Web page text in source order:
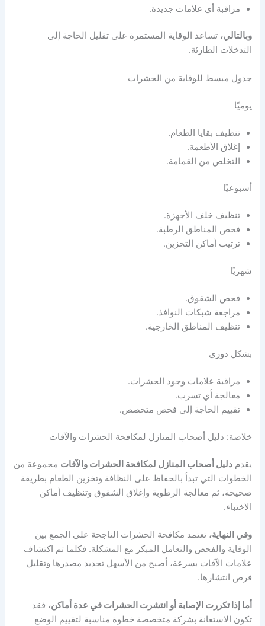
مراقبة أي علامات جديدة.
وبالتالي، تساعد الوقاية المستمرة على تقليل الحاجة إلى
التدخلات الطارئة.
جدول مبسط للوقاية من الحشرات
يوميًا
تنظيف بقايا الطعام.
إغلاق الأطعمة.
التخلص من القمامة.
أسبوعيًا
تنظيف خلف الأجهزة.
فحص المناطق الرطبة.
ترتيب أماكن التخزين.
شهريًا
فحص الشقوق.
مراجعة شبكات النوافذ.
تنظيف المناطق الخارجية.
بشكل دوري
مراقبة علامات وجود الحشرات.
معالجة أي تسرب.
تقييم الحاجة إلى فحص متخصص.
خلاصة: دليل أصحاب المنازل لمكافحة الحشرات والآفات
يقدمدليل أصحاب المنازل لمكافحة الحشرات والآفات مجموعة من
الخطوات التي تبدأ بالحفاظ على النظافة وتخزين الطعام بطريقة
صحيحة، ثم معالجة الرطوبة وإغلاق الشقوق وتنظيف أماكن
الاختباء.
وفي النهاية، تعتمد مكافحة الحشرات الناجحة على الجمع بين
الوقاية والفحص والتعامل المبكر مع المشكلة. فكلما تم اكتشاف
علامات الآفات بسرعة، أصبح من الأسهل تحديد مصدرها وتقليل
فرص انتشارها.
أما إذا تكررت الإصابة أو انتشرت الحشرات في عدة أماكن، فقد
تكون الاستعانة بشركة متخصصة خطوة مناسبة لتقييم الوضع